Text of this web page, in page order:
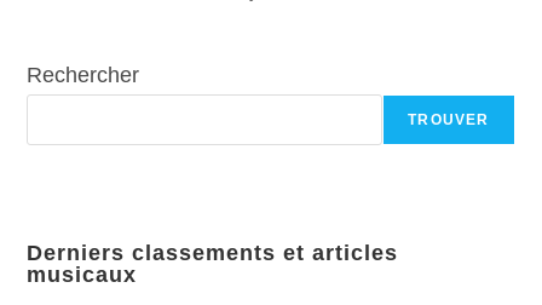
Rechercher
TROUVER
Derniers classements et articles
musicaux